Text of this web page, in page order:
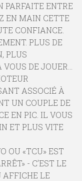
PARFAITE ENTRE
EN MAIN CETTE
CONFIANCE.
PLUS DE
PLUS
DE JOUER…
ASSOCIÉ À
UN COUPLE DE
EN PIC. IL VOUS
ET PLUS VITE
OU «TCU» EST
- C’EST LE
AFFICHE LE